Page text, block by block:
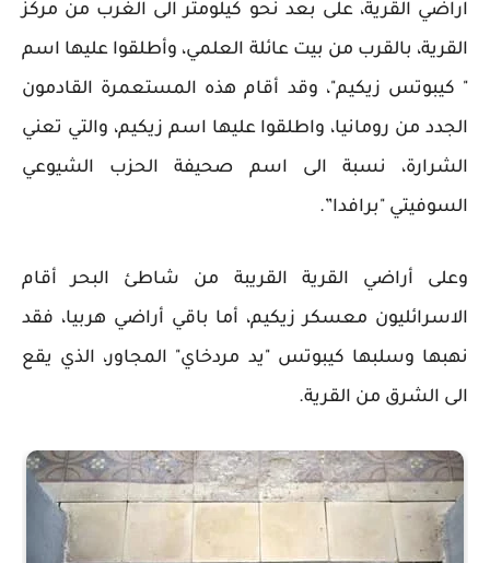
اراضي القرية، على بعد نحو كيلومتر الى الغرب من مركز
القرية، بالقرب من بيت عائلة العلمي، وأطلقوا عليها اسم
" كيبوتس زيكيم"، وقد أقام هذه المستعمرة القادمون
الجدد من رومانيا، واطلقوا عليها اسم زيكيم، والتي تعني
الشرارة، نسبة الى اسم صحيفة الحزب الشيوعي
السوفيتي "برافدا”.
وعلى أراضي القرية القريبة من شاطئ البحر أقام
الاسرائليون معسكر زيكيم، أما باقي أراضي هربيا، فقد
نهبها وسلبها كيبوتس "يد مردخاي" المجاور، الذي يقع
الى الشرق من القرية.